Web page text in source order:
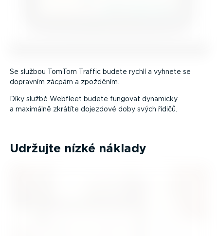
Se službou TomTom Traffic budete rychlí a vyhnete se
dopravním zácpám a zpožděním.
Díky službě Webfleet budete fungovat dynamicky
a maximálně zkrátíte dojezdové doby svých řidičů.
Udržujte nízké náklady